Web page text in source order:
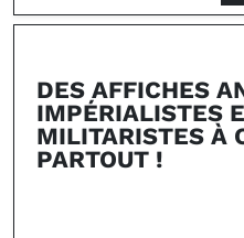
DES AFFICHES
IMPÉRIALISTES
MILITARISTES À
PARTOUT !